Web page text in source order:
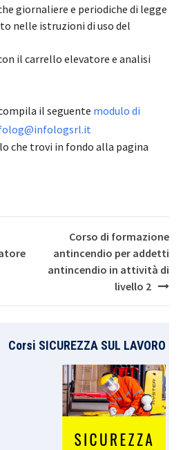
giornaliere e periodiche di legge
nelle istruzioni di uso del
il carrello elevatore e analisi
il seguente modulo di
che trovi in fondo alla pagina
Corso di formazione
antincendio per addetti
antincendio in attività di
livello 2
Corsi SICUREZZA SUL LAVORO